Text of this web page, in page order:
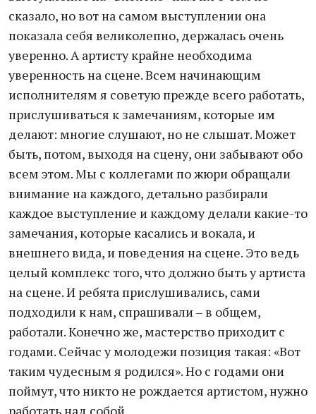
сказало, но вот на самом выступлении она
показала себя великолепно, держалась очень
уверенно. А артисту крайне необходима
уверенность на сцене. Всем начинающим
исполнителям я советую прежде всего работать,
прислушиваться к замечаниям, которые им
делают: многие слушают, но не слышат. Может
быть, потом, выходя на сцену, они забывают обо
всем этом. Мы с коллегами по жюри обращали
внимание на каждого, детально разбирали
каждое выступление и каждому делали какие-то
замечания, которые касались и вокала, и
внешнего вида, и поведения на сцене. Это ведь
целый комплекс того, что должно быть у артиста
на сцене. И ребята прислушивались, сами
подходили к нам, спрашивали – в общем,
работали. Конечно же, мастерство приходит с
годами. Сейчас у молодежи позиция такая: «Вот
таким чудесным я родился». Но с годами они
поймут, что никто не рождается артистом, нужно
работать над собой.